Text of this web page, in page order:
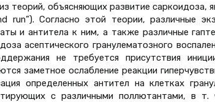
теорий, объясняющих развитие саркоидоза,
run”). Согласно этой теории, различные
и антитела к ним, а также различные
асептического гранулематозного
не требуется присутствия
заметное ослабление реакции
определенных антител на клетках
с различными поллютантами, в